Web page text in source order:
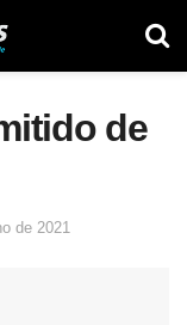
de
de 2021